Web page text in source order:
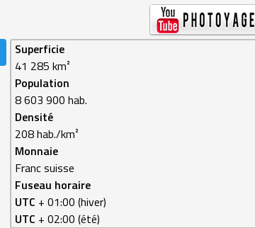
Superficie
41 285 km²
Population
8 603 900 hab.
Densité
208 hab./km²
Monnaie
Franc suisse
Fuseau horaire
UTC + 01:00 (hiver)
UTC + 02:00 (été)